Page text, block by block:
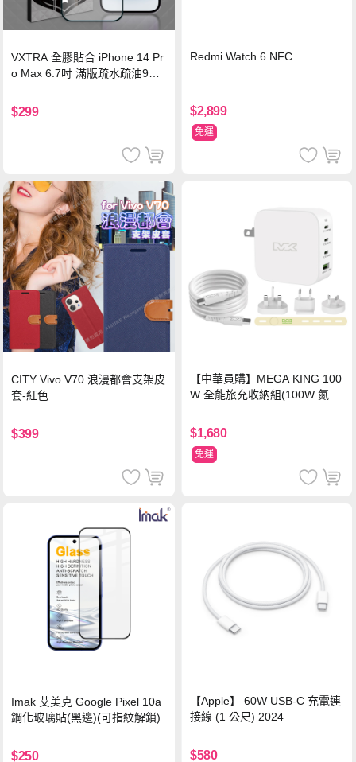
VXTRA 全膠貼合 iPhone 14 Pr
o Max 6.7吋 滿版疏水疏油9H
$299
Redmi Watch 6 NFC
$2,899
免運
CITY Vivo V70 浪漫都會支架皮
套-紅色
$399
【中華員購】MEGA KING 100
W 全能旅充收納組(100W 氮化
萬國轉接器)
$1,680
免運
Imak 艾美克 Google Pixel 10a
鋼化玻璃貼(黑邊)(可指紋解鎖)
$250
【Apple】 60W USB-C 充電連
接線 (1 公尺) 2024
$580